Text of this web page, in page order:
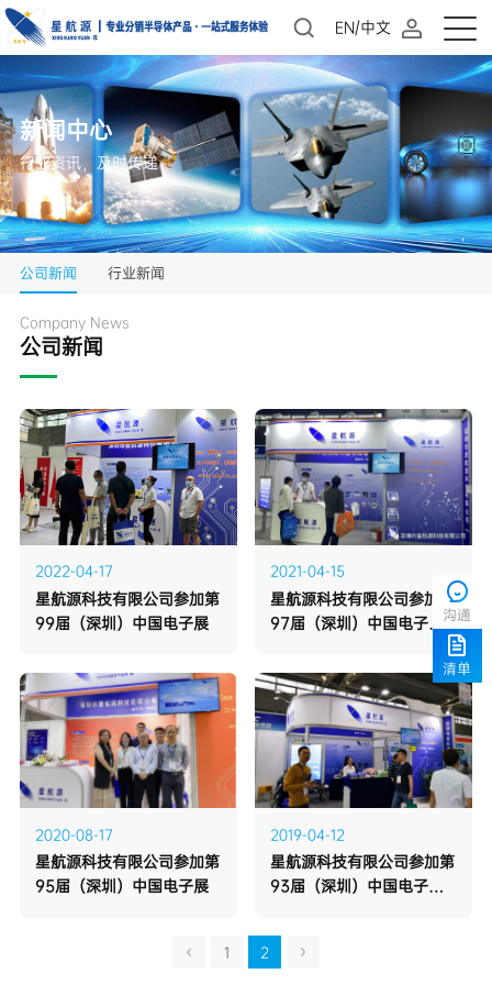
EN/中文
新闻中心
行业资讯，及时传递
公司新闻 行业新闻
Company News
公司新闻
2022-04-17
99届（深圳）中国电子展
2021-04-15
2020-08-17
95届（深圳）中国电子展
2019-04-12
1 2
沟通
清单